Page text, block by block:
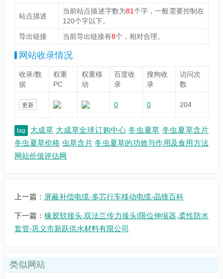
站点描述
当前站点描述字数为81个字，一般需要控制在
120个字以下。
导出链接
当前导出链接有8个，相对合理。
网站收录情况
收录/数
据
权重
PC
权重移
动
百度收
录
搜狗收
录
访问次
数
更新 0 0 204
tag 大成草 大成草全球订购中心 冬虫夏草 冬虫夏草含片
冬虫夏草价格 虫草含片 冬虫夏草的功效与作用及食用方法
网站价值评估网
上一篇： 屏蔽补偿电缆-多芯行车移动电缆-晶锋百科
下一篇：橡胶软接头,双法兰传力接头|限位伸缩器,柔性防水
套管-巩义市新跃供水材料有限公司
类似网站